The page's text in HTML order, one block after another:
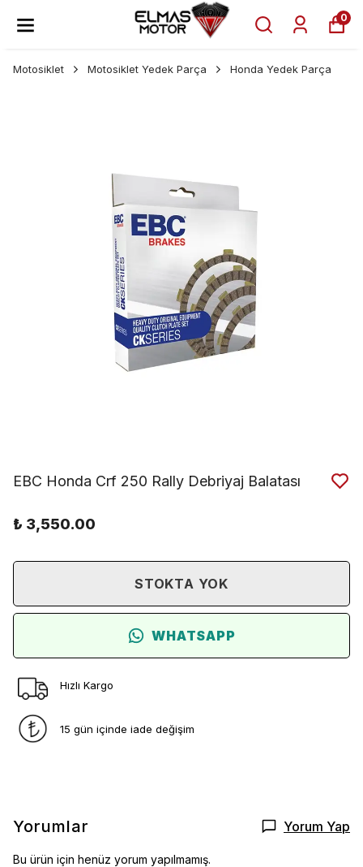
0
Motosiklet Motosiklet Yedek Parça Honda Yedek Parça
EBC Honda Crf 250 Rally Debriyaj Balatası
₺ 3,550.00
STOKTA YOK
WHATSAPP
Hızlı Kargo
15 gün içinde iade değişim
Yorumlar Yorum Yap
Bu ürün için henüz yorum yapılmamış.